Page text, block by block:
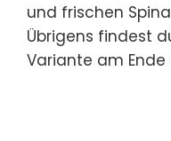
und frischen
Übrigens findest
Variante am Ende